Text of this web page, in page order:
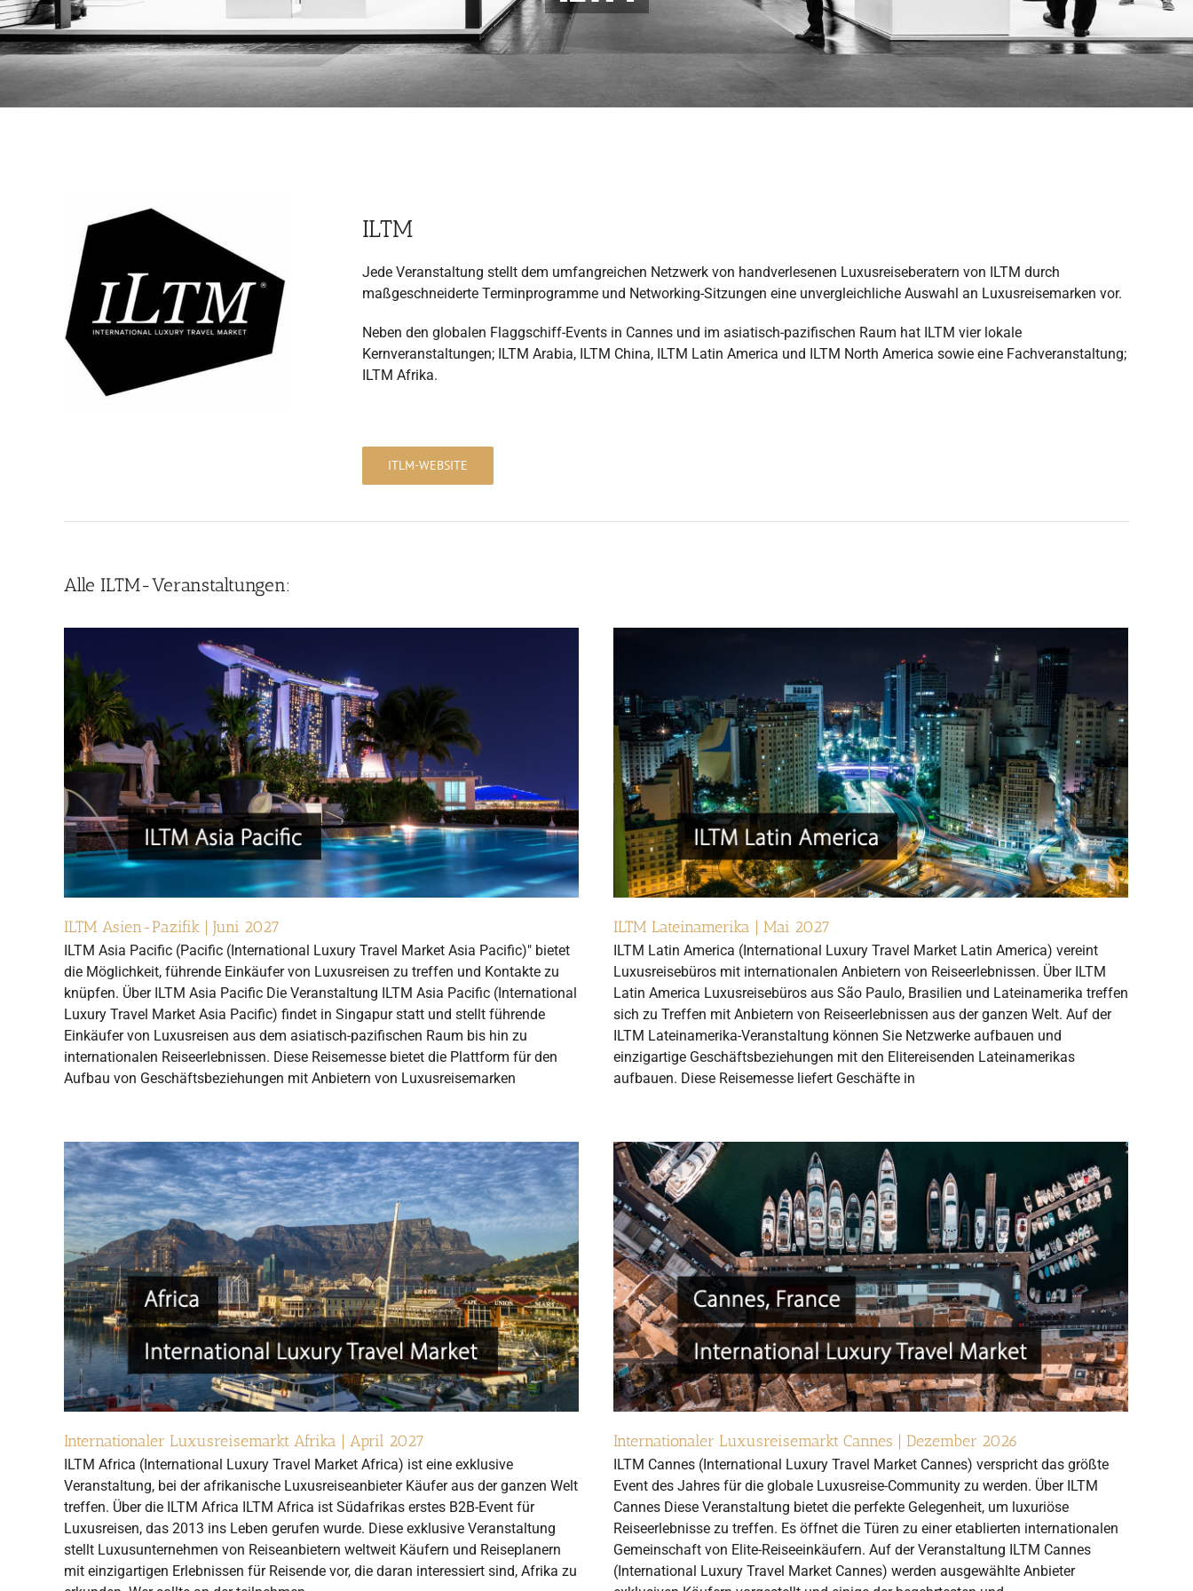
ILTM
Jede Veranstaltung stellt dem umfangreichen Netzwerk von handverlesenen Luxusreiseberatern von ILTM durch
maßgeschneiderte Terminprogramme und Networking-Sitzungen eine unvergleichliche Auswahl an Luxusreisemarken vor.
Neben den globalen Flaggschiff-Events in Cannes und im asiatisch-pazifischen Raum hat ILTM vier lokale
Kernveranstaltungen; ILTM Arabia, ILTM China, ILTM Latin America und ILTM North America sowie eine Fachveranstaltung;
ILTM Afrika.
ITLM-WEBSITE
Alle ILTM-Veranstaltungen:
ILTM Asien-Pazifik | Juni 2027
ILTM Asia Pacific (Pacific (International Luxury Travel Market Asia Pacific)" bietet
die Möglichkeit, führende Einkäufer von Luxusreisen zu treffen und Kontakte zu
knüpfen. Über ILTM Asia Pacific Die Veranstaltung ILTM Asia Pacific (International
Luxury Travel Market Asia Pacific) findet in Singapur statt und stellt führende
Einkäufer von Luxusreisen aus dem asiatisch-pazifischen Raum bis hin zu
internationalen Reiseerlebnissen. Diese Reisemesse bietet die Plattform für den
Aufbau von Geschäftsbeziehungen mit Anbietern von Luxusreisemarken
ILTM Lateinamerika | Mai 2027
ILTM Latin America (International Luxury Travel Market Latin America) vereint
Luxusreisebüros mit internationalen Anbietern von Reiseerlebnissen. Über ILTM
Latin America Luxusreisebüros aus São Paulo, Brasilien und Lateinamerika treffen
sich zu Treffen mit Anbietern von Reiseerlebnissen aus der ganzen Welt. Auf der
ILTM Lateinamerika-Veranstaltung können Sie Netzwerke aufbauen und
einzigartige Geschäftsbeziehungen mit den Elitereisenden Lateinamerikas
aufbauen. Diese Reisemesse liefert Geschäfte in
Internationaler Luxusreisemarkt Afrika | April 2027
ILTM Africa (International Luxury Travel Market Africa) ist eine exklusive
Veranstaltung, bei der afrikanische Luxusreiseanbieter Käufer aus der ganzen Welt
treffen. Über die ILTM Africa ILTM Africa ist Südafrikas erstes B2B-Event für
Luxusreisen, das 2013 ins Leben gerufen wurde. Diese exklusive Veranstaltung
stellt Luxusunternehmen von Reiseanbietern weltweit Käufern und Reiseplanern
mit einzigartigen Erlebnissen für Reisende vor, die daran interessiert sind, Afrika zu
Internationaler Luxusreisemarkt Cannes | Dezember 2026
ILTM Cannes (International Luxury Travel Market Cannes) verspricht das größte
Event des Jahres für die globale Luxusreise-Community zu werden. Über ILTM
Cannes Diese Veranstaltung bietet die perfekte Gelegenheit, um luxuriöse
Reiseerlebnisse zu treffen. Es öffnet die Türen zu einer etablierten internationalen
Gemeinschaft von Elite-Reiseeinkäufern. Auf der Veranstaltung ILTM Cannes
(International Luxury Travel Market Cannes) werden ausgewählte Anbieter